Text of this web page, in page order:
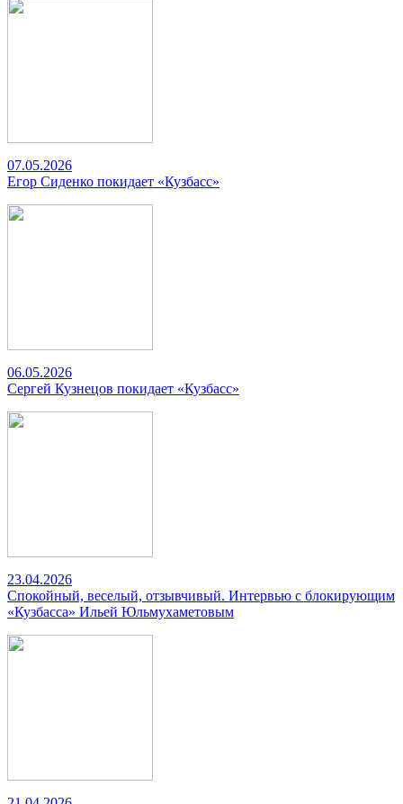
07.05.2026
Егор Сиденко покидает «Кузбасс»
06.05.2026
Сергей Кузнецов покидает «Кузбасс»
23.04.2026
Спокойный, веселый, отзывчивый. Интервью с блокирующим
«Кузбасса» Ильей Юльмухаметовым